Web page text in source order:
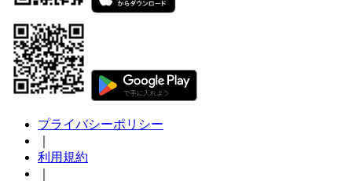
プライバシーポリシー
利用規約